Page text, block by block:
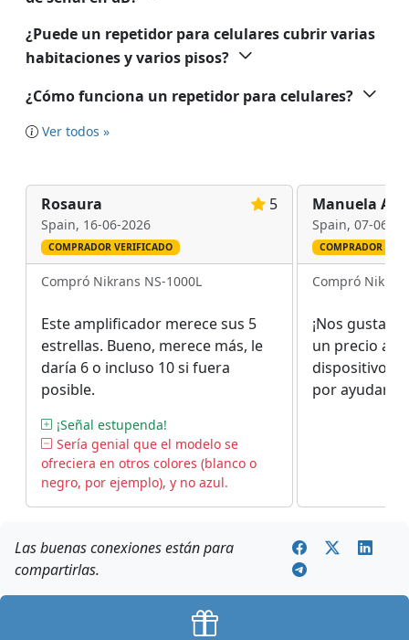
¿Puede un repetidor para celulares cubrir varias
habitaciones y varios pisos?
¿Cómo funciona un repetidor para celulares?
Ver todos »
Rosaura 5
Spain, 16-06-2026
COMPRADOR VERIFICADO
Compró Nikrans NS-1000L
Este amplificador merece sus 5
estrellas. Bueno, merece más, le
daría 6 o incluso 10 si fuera
posible.
¡Señal estupenda!
Sería genial que el modelo se
ofreciera en otros colores (blanco o
negro, por ejemplo), y no azul.
Manuela A.
Spain, 07-06-
COMPRADOR
Compró
¡Nos gusta
un precio
dispositivo
por
Las buenas conexiones están para
compartirlas.